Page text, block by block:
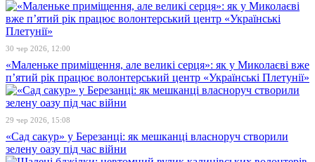
30 чер 2026, 12:00
«Маленьке приміщення, але великі серця»: як у Миколаєві вже
п’ятий рік працює волонтерський центр «Українські Плетунії»
29 чер 2026, 15:08
«Сад сакур» у Березанці: як мешканці власноруч створили
зелену оазу під час війни